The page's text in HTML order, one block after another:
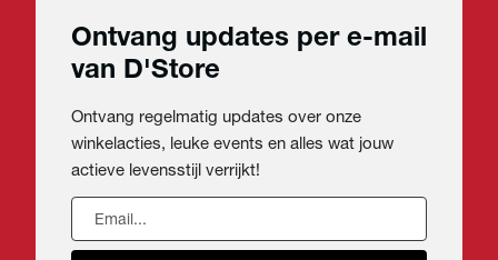
Ontvang updates per e-mail
van D'Store
Ontvang regelmatig updates over onze
winkelacties, leuke events en alles wat jouw
actieve levensstijl verrijkt!